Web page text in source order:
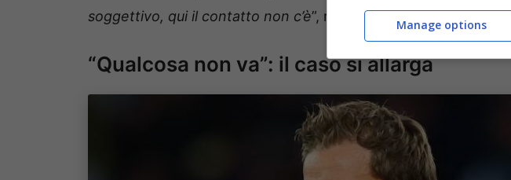
soggettivo, qui il contatto non c’è”, ribadisce il ds.
“Qualcosa non va”: il caso si allarga
Manage options